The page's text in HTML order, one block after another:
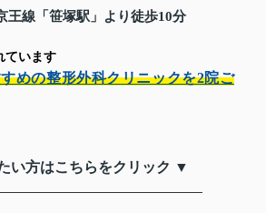
王線「笹塚駅」より徒歩10分
ています
めの整形外科クリニックを2院ご
い方はこちらをクリック ▼